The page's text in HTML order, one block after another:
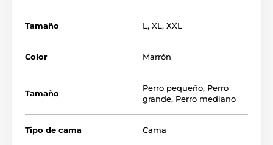
lo que el tamaño puede variar ligeramente, pero no
Tamaño L, XL, XXL
Color Marrón
Tamaño
Perro pequeño, Perro
grande, Perro mediano
Tipo de cama Cama